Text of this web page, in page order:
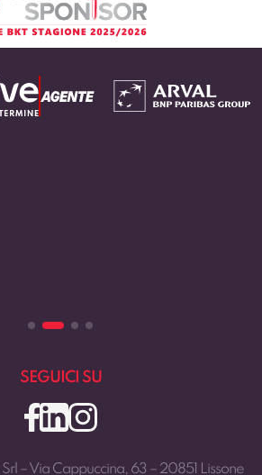
SEGUICI SU
– Via Cappuccina, 63 – 20851 Lissone